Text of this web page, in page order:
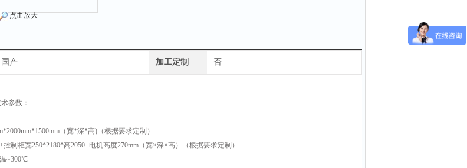
点击放大
国产 加工定制 否
参数：
（宽*深*高)（根据要求定制）
控制柜宽250*2180*高2050+电机高度270mm（宽×深×高）（根据要求定制）
~300℃